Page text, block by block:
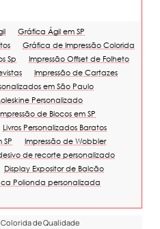
Gráfica Ágil em SP
Gráfica de Impressão Colorida
Sp
Impressão Offset de Folheto
Impressão de Cartazes
em São Paulo
Personalizado
de Blocos em SP
Livros Personalizados Baratos
Impressão de Wobbler
de recorte personalizado
Display Expositor de Balcão
Polionda personalizada
de Qualidade